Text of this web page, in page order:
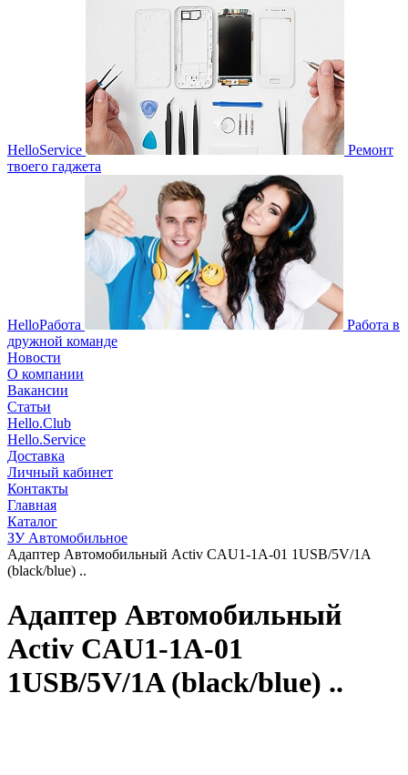
HelloService
Ремонт
твоего гаджета
HelloРабота
Работа в
дружной команде
Новости
О компании
Вакансии
Статьи
Hello.Club
Hello.Service
Доставка
Личный кабинет
Контакты
Главная
Каталог
ЗУ Автомобильное
Адаптер Автомобильный Activ CAU1-1A-01 1USB/5V/1A
(black/blue) ..
Адаптер Автомобильный
Activ CAU1-1A-01
1USB/5V/1A (black/blue) ..